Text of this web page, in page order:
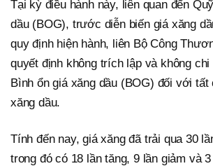
Tại kỳ điều hành này, liên quan đến
dầu (BOG), trước diễn biến giá xăng
quy định hiện hành, liên Bộ Công
quyết định không trích lập và không
Bình ổn giá xăng dầu (BOG) đối với tất
xăng dầu.
Tính đến nay, giá xăng đã trải qua 30
trong đó có 18 lần tăng, 9 lần giảm và